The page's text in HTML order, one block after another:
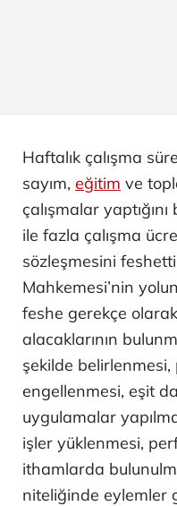
Haftalık çalışma
sayım, eğitim ve
çalışmalar
ile fazla çalışma
sözleşmesini
Mahkemesi’nin
feshe gerekçe
alacaklarının
şekilde belirlenmesi,
engellenmesi, eşit
uygulamalar
işler yüklenmesi,
ithamlarda
niteliğinde eylemler